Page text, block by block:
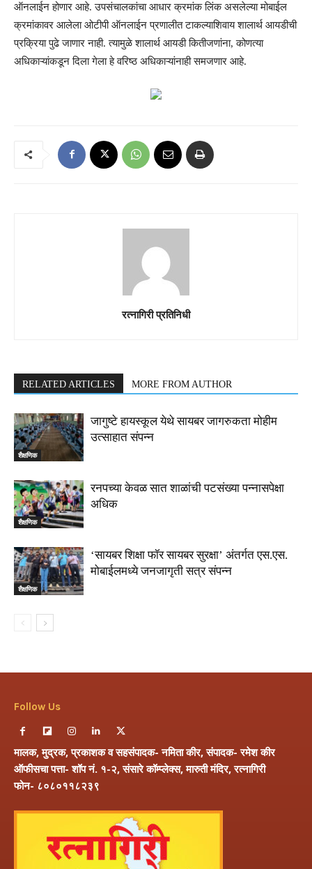
ऑनलाईन होणार आहे. उपसंचालकांचा आधार क्रमांक लिंक असलेल्या मोबाईल
क्रमांकावर आलेला ओटीपी ऑनलाईन प्रणालीत टाकल्याशिवाय शालार्थ आयडीची
प्रक्रिया पुढे जाणार नाही. त्यामुळे शालार्थ आयडी कितीजणांना, कोणत्या
अधिकाऱ्यांकडून दिला गेला हे वरिष्ठ अधिकाऱ्यांनाही समजणार आहे.
रत्नागिरी प्रतिनिधी
RELATED ARTICLES MORE FROM AUTHOR
शैक्षणिक
जागुष्टे हायस्कूल येथे सायबर जागरुकता मोहीम
उत्साहात संपन्न
शैक्षणिक
रनपच्या केवळ सात शाळांची पटसंख्या पन्नासपेक्षा
अधिक
शैक्षणिक
‘सायबर शिक्षा फॉर सायबर सुरक्षा’ अंतर्गत एस.एस.
मोबाईलमध्ये जनजागृती सत्र संपन्न
मालक, मुद्रक, प्रकाशक व सहसंपादक- नमिता कीर, संपादक- रमेश कीर
ऑफीसचा पत्ता- शॉप नं. १-२, संसारे कॉम्प्लेक्स, मारुती मंदिर, रत्नागिरी
फोन- ८०८०११८२३९
Follow Us